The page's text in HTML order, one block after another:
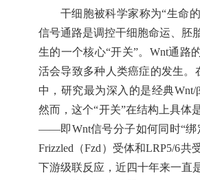
干细胞被科学家称为“生命
信号通路是调控干细胞命运、胚
生的一个核心“开关”。Wnt通路
活会导致多种人类癌症的发生。
中，研究最为深入的是经典Wnt/
然而，这个“开关”在结构上具体
——即Wnt信号分子如何同时“绑
Frizzled（Fzd）受体和LRP5/6共
下游级联反应，近四十年来一直